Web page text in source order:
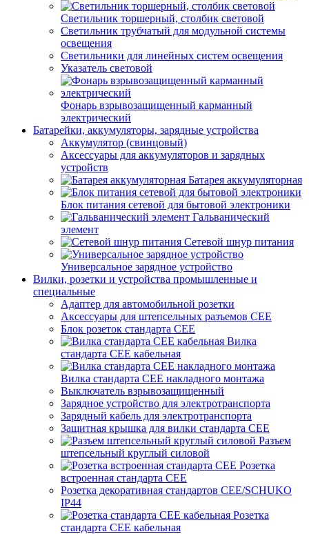
Светильник торшерный, столбик световой
Светильник трубчатый для модульной системы
освещения
Светильники для линейных систем освещения
Указатель световой
Фонарь взрывозащищенный карманный
электрический
Батарейки, аккумуляторы, зарядные устройства
Аккумулятор (свинцовый)
Аксессуары для аккумуляторов и зарядных
устройств
Батарея аккумуляторная
Блок питания сетевой для бытовой электроники
Гальванический
элемент
Сетевой шнур питания
Универсальное зарядное устройство
Вилки, розетки и устройства промышленные и
специальные
Адаптер для автомобильной розетки
Аксессуары для штепсельных разъемов CEE
Блок розеток стандарта CEE
Вилка
стандарта CEE кабельная
Вилка стандарта CEE накладного монтажа
Выключатель взрывозащищенный
Зарядное устройство для электротранспорта
Зарядный кабель для электротранспорта
Защитная крышка для вилки стандарта CEE
Разъем
штепсельный круглый силовой
Розетка
встроенная стандарта CEE
Розетка декоративная стандартов CEE/SCHUKO
IP44
Розетка
стандарта СЕЕ кабельная